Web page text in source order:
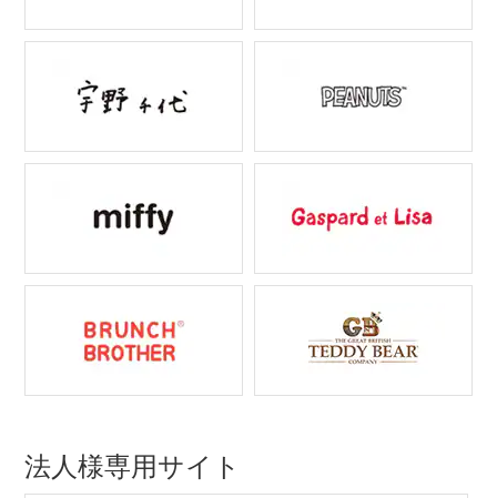
法人様専用サイト